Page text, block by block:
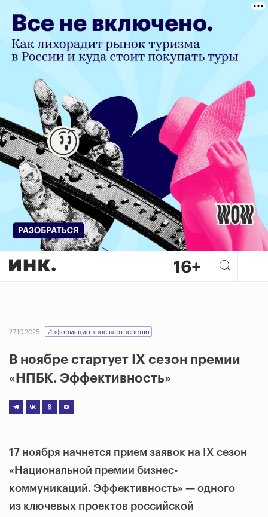
27.10.2025 Информационное партнерство
В ноябре стартует IX сезон премии
«НПБК. Эффективность»
17 ноября начнется прием заявок на IX сезон
«Национальной премии бизнес-
коммуникаций. Эффективность» — одного
из ключевых проектов российской